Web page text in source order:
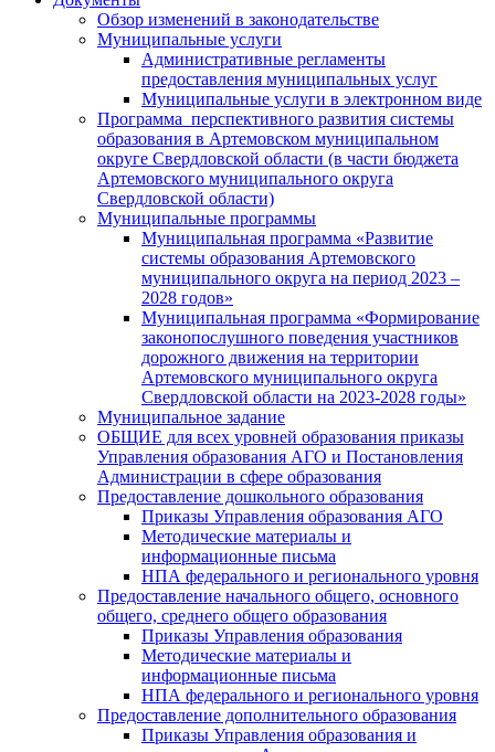
Обзор изменений в законодательстве
Муниципальные услуги
Административные регламенты
предоставления муниципальных услуг
Муниципальные услуги в электронном виде
Программа перспективного развития системы
образования в Артемовском муниципальном
округе Свердловской области (в части бюджета
Артемовского муниципального округа
Свердловской области)
Муниципальные программы
Муниципальная программа «Развитие
системы образования Артемовского
муниципального округа на период 2023 –
2028 годов»
Муниципальная программа «Формирование
законопослушного поведения участников
дорожного движения на территории
Артемовского муниципального округа
Свердловской области на 2023-2028 годы»
Муниципальное задание
ОБЩИЕ для всех уровней образования приказы
Управления образования АГО и Постановления
Администрации в сфере образования
Предоставление дошкольного образования
Приказы Управления образования АГО
Методические материалы и
информационные письма
НПА федерального и регионального уровня
Предоставление начального общего, основного
общего, среднего общего образования
Приказы Управления образования
Методические материалы и
информационные письма
НПА федерального и регионального уровня
Предоставление дополнительного образования
Приказы Управления образования и